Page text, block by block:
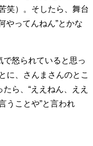
笑）。そしたら、舞台
やってんねん”とかな
怒られていると思っ
に、さんまさんのとこ
ら、“ええねん、ええ
うことや”と言われ